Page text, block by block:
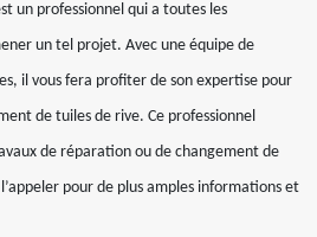
un professionnel qui a toutes les
un tel projet. Avec une équipe de
il vous fera profiter de son expertise pour
de tuiles de rive. Ce professionnel
de réparation ou de changement de
pour de plus amples informations et